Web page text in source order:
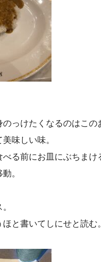
っけたくなるのはこの
味しい味。
る前にお皿にぶちまけ
。
と書いてしにせと読む。